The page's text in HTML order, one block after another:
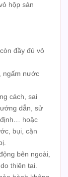
hộp sản
đầy đủ vỏ
ngấm nước
cách, sai
dẫn, sử
định… hoặc
bụi, cặn
bên ngoài,
thiên tai.